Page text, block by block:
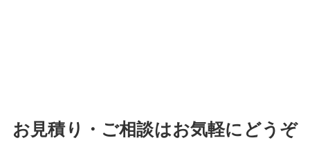
お見積り・ご相談はお気軽にどうぞ